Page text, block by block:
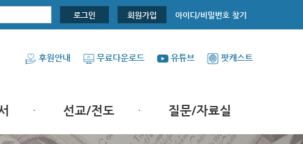
로그인 회원가입 아이디/비밀번호 찾기
후원안내 무료다운로드 유튜브 팟캐스트
선교/전도 질문/자료실